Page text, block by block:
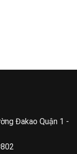
Đakao Quận 1 -